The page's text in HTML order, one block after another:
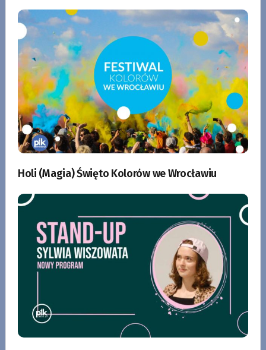
Holi (Magia) Święto Kolorów we Wrocławiu